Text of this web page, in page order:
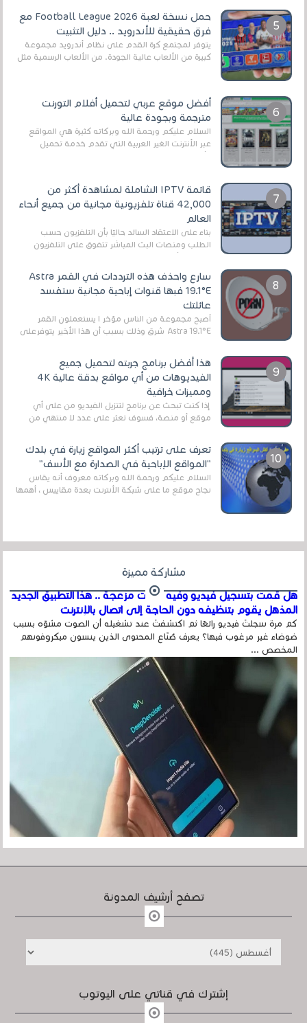
حمل نسخة لعبة Football League 2026 مع
فرق حقيقية للأندرويد .. دليل التثبيت
يتوفر لمجتمع كرة القدم على نظام أندرويد مجموعة
كبيرة من الألعاب عالية الجودة. من الألعاب الرسمية مثل
أفضل موقع عربي لتحميل أفلام التورنت
مترجمة وبجودة عالية
السلام عليكم ورحمة الله وبركاته كثيرة هي المواقع
عبر الأنترنت الغير العربية التي تقدم خدمة تحميل
قائمة IPTV الشاملة لمشاهدة أكثر من
42,000 قناة تلفزيونية مجانية من جميع أنحاء
العالم
بناءً على الاعتقاد السائد حاليًا بأن التلفزيون حسب
الطلب ومنصات البث المباشر تتفوق على التلفزيون
سارع واحذف هذه الترددات في القمر Astra
19.1°E فبها قنوات إباحية مجانية ستفسد
عائلتك
أصبح مجموعة من الناس مؤخر ا يستعملون القمر
Astra 19.1°E شرق وذلك بسبب أن هذا الأخير يتوفرعلى
هذا أفضل برنامج جربته لتحميل جميع
الفيديوهات من أي مواقع بدقة عالية 4K
ومميزات خرافية
إذا كنت تبحث عن برنامج لتنزيل الفيديو من على أي
موقع أو منصة، فسوف تعثر على عدد لا منتهي من
تعرف على ترتيب أكثر المواقع زيارة في بلدك
"المواقع الإباحية في الصدارة مع الأسف"
السلام عليكم ورحمة الله وبركاته معروف أنه يقاس
نجاح موقع ما على شبكة الأنترنت بعدة مقاييس ، أهمها
مشاركة مميزة
هل قمت بتسجيل فيديو وفيه أصوت مزعجة .. هذا التطبيق الجديد
المذهل يقوم بتنظيفه دون الحاجة إلى اتصال بالإنترنت
كم مرة سجلتَ فيديو رائعًا ثم اكتشفتَ عند تشغيله أن الصوت مشوّه بسبب
ضوضاء غير مرغوب فيها؟ يعرف صُنّاع المحتوى الذين ينسون ميكروفونهم
المخصص ...
تصفح أرشيف المدونة
إشترك في قناتي على اليوتوب